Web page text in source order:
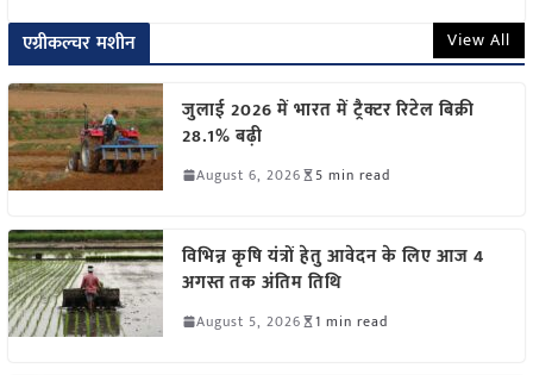
एग्रीकल्चर मशीन View All
जुलाई 2026 में भारत में ट्रैक्टर रिटेल बिक्री
28.1% बढ़ी
August 6, 2026 5 min read
विभिन्न कृषि यंत्रों हेतु आवेदन के लिए आज 4
अगस्त तक अंतिम तिथि
August 5, 2026 1 min read